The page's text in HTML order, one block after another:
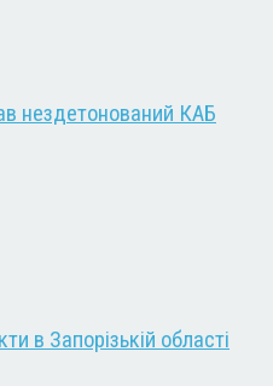
нездетонований КАБ
в Запорізькій області